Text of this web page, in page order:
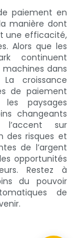
paiement en
manière dont
une efficacité,
Alors que les
continuent
machines dans
croissance
de paiement
paysages
changeants
sur
des risques et
de l’argent
opportunités
Restez à
du pouvoir
de